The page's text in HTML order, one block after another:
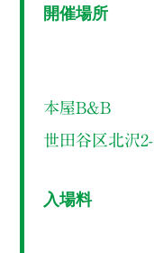
開催場所
本屋B&B
世田谷区北沢2-
入場料